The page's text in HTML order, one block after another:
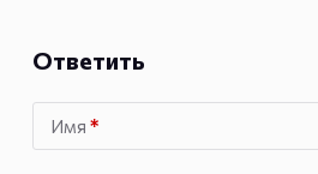
Ответить
Имя *